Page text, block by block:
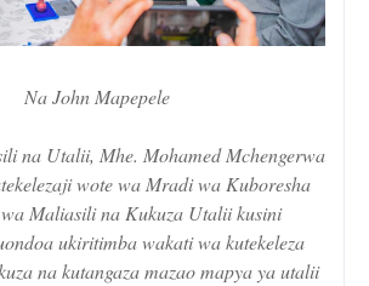
Na John Mapepele
na Utalii, Mhe. Mohamed Mchengerwa
wote wa Mradi wa Kuboresha
Maliasili na Kukuza Utalii kusini
ukiritimba wakati wa kutekeleza
na kutangaza mazao mapya ya utalii